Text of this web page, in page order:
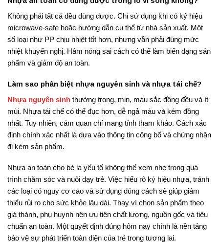
Không phải tất cả đều dùng được. Chỉ sử dụng khi có ký hiệu
microwave-safe hoặc hướng dẫn cụ thể từ nhà sản xuất. Một
số loại như PP chịu nhiệt tốt hơn, nhưng vẫn phải đúng mức
nhiệt khuyến nghị. Hâm nóng sai cách có thể làm biến dạng sản
phẩm và giảm độ an toàn.
Làm sao phân biệt nhựa nguyên sinh và nhựa tái chế?
Nhựa nguyên sinh thường trong, mịn, màu sắc đồng đều và ít
mùi. Nhựa tái chế có thể đục hơn, dễ ngả màu và kém đồng
nhất. Tuy nhiên, cảm quan chỉ mang tính tham khảo. Cách xác
định chính xác nhất là dựa vào thông tin công bố và chứng nhận
đi kèm sản phẩm.
Nhựa an toàn cho bé là yếu tố không thể xem nhẹ trong quá
trình chăm sóc và nuôi dạy trẻ. Việc hiểu rõ ký hiệu nhựa, tránh
các loại có nguy cơ cao và sử dụng đúng cách sẽ giúp giảm
thiểu rủi ro cho sức khỏe lâu dài. Thay vì chọn sản phẩm theo
giá thành, phụ huynh nên ưu tiên chất lượng, nguồn gốc và tiêu
chuẩn an toàn. Một quyết định đúng hôm nay chính là nền tảng
bảo vệ sự phát triển toàn diện của trẻ trong tương lai.